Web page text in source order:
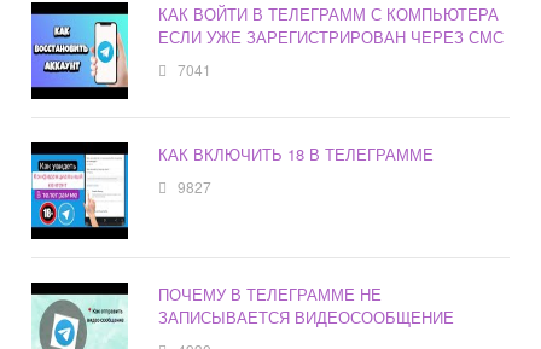
КАК ВОЙТИ В ТЕЛЕГРАММ С КОМПЬЮТЕРА
ЕСЛИ УЖЕ ЗАРЕГИСТРИРОВАН ЧЕРЕЗ СМС
7041
КАК ВКЛЮЧИТЬ 18 В ТЕЛЕГРАММЕ
9827
ПОЧЕМУ В ТЕЛЕГРАММЕ НЕ
ЗАПИСЫВАЕТСЯ ВИДЕОСООБЩЕНИЕ